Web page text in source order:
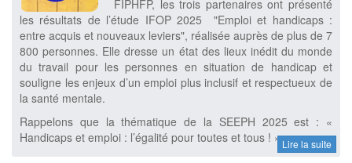
FIPHFP, les trois partenaires ont présenté
les résultats de l’étude IFOP 2025 "Emploi et handicaps :
entre acquis et nouveaux leviers", réalisée auprès de plus de 7
800 personnes. Elle dresse un état des lieux inédit du monde
du travail pour les personnes en situation de handicap et
souligne les enjeux d’un emploi plus inclusif et respectueux de
la santé mentale.
Rappelons que la thématique de la SEEPH 2025 est : «
Handicaps et emploi : l’égalité pour toutes et tous ! »Lire la suite